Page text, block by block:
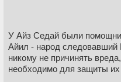
чтобы добиться
редко воспринимался как
завоевать уважение и
Наименование структуры,
У Айз Седай были
Айил - народ следовавший
никому не причинять
необходимо для защиты их